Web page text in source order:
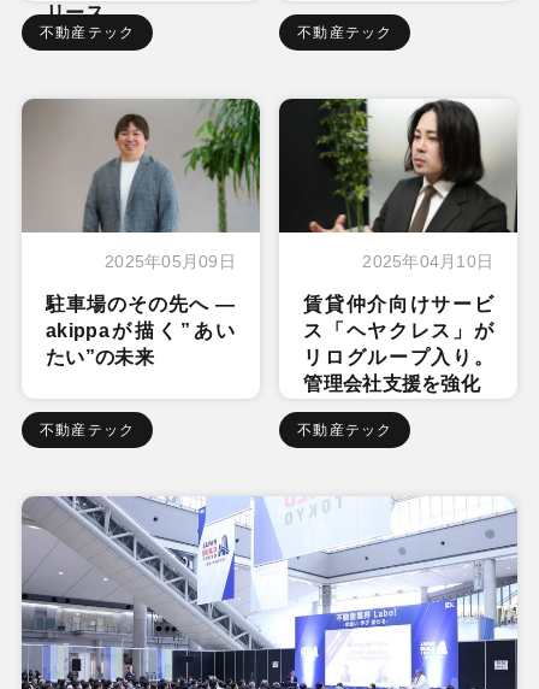
リース
不動産テック 不動産テック
2025年05月09日
駐車場のその先へ ―
akippaが描く”あい
たい”の未来
不動産テック
2025年04月10日
賃貸仲介向けサービ
ス「ヘヤクレス」が
リログループ入り。
管理会社支援を強化
不動産テック